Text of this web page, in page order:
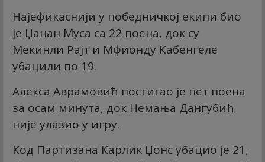
Најефикаснији у победничкој екипи био
је Џанан Муса са 22 поена, док су
Мекинли Рајт и Мфионду Кабенгеле
убацили по 19.
Алекса Аврамовић постигао је пет поена
за осам минута, док Немања Дангубић
није улазио у игру.
Код Партизана Карлик Џонс убацио је 21,